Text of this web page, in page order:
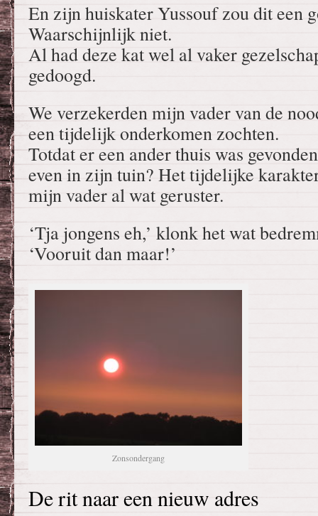
En zijn huiskater Yussouf zou dit een
Waarschijnlijk niet.
Al had deze kat wel al vaker
gedoogd.
We verzekerden mijn vader van de
een tijdelijk onderkomen zochten.
Totdat er een ander thuis was
even in zijn tuin? Het tijdelijke
mijn vader al wat geruster.
‘Tja jongens eh,’ klonk het wat
‘Vooruit dan maar!’
Zonsondergang
De rit naar een nieuw adres